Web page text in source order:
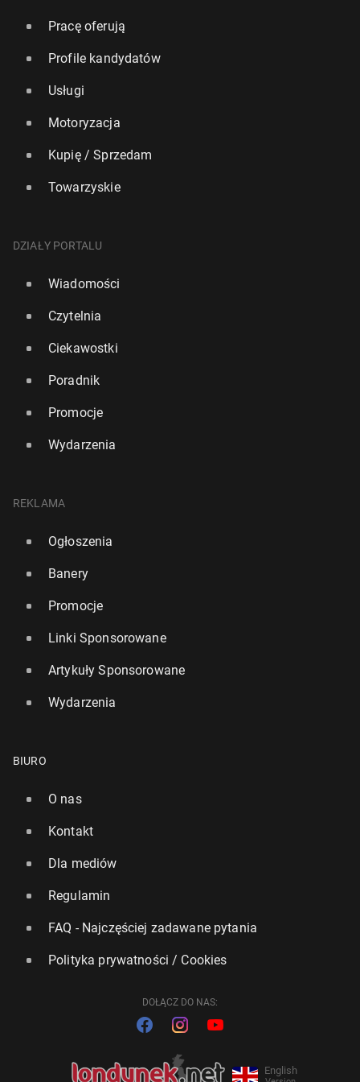
Pracę oferują
Profile kandydatów
Usługi
Motoryzacja
Kupię / Sprzedam
Towarzyskie
DZIAŁY PORTALU
Wiadomości
Czytelnia
Ciekawostki
Poradnik
Promocje
Wydarzenia
REKLAMA
Ogłoszenia
Banery
Promocje
Linki Sponsorowane
Artykuły Sponsorowane
Wydarzenia
BIURO
O nas
Kontakt
Dla mediów
Regulamin
FAQ - Najczęściej zadawane pytania
Polityka prywatności / Cookies
DOŁĄCZ DO NAS:
English